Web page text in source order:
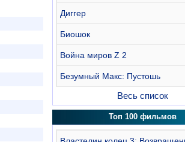
Диггер
Биошок
Война миров Z 2
Безумный Макс: Пустошь
Весь список
Топ 100 фильмов